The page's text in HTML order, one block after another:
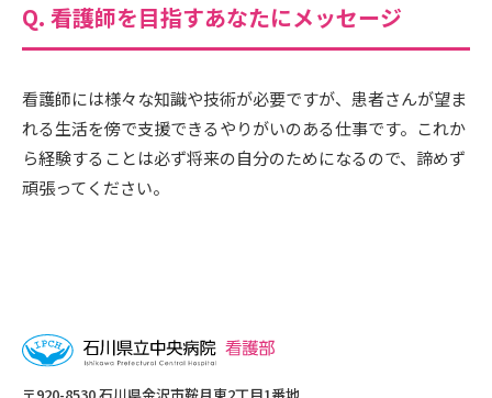
Q. 看護師を目指すあなたにメッセージ
看護師には様々な知識や技術が必要ですが、患者さんが望ま
れる生活を傍で支援できるやりがいのある仕事です。これか
ら経験することは必ず将来の自分のためになるので、諦めず
頑張ってください。